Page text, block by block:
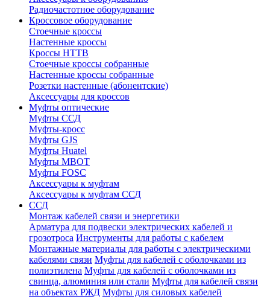
Радиочастотное оборудование
Кроссовое оборудование
Стоечные кроссы
Настенные кроссы
Кроссы HTTB
Стоечные кроссы собранные
Настенные кроссы собранные
Розетки настенные (абонентские)
Аксессуары для кроссов
Муфты оптические
Муфты ССД
Муфты-кросс
Муфты GJS
Муфты Huatel
Муфты МВОТ
Муфты FOSC
Аксессуары к муфтам
Аксессуары к муфтам ССД
ССД
Монтаж кабелей связи и энергетики
Арматура для подвески электрических кабелей и
грозотроса Инструменты для работы с кабелем
Монтажные материалы для работы с электрическими
кабелями связи Муфты для кабелей с оболочками из
полиэтилена Муфты для кабелей с оболочками из
свинца, алюминия или стали Муфты для кабелей связи
на объектах РЖД Муфты для силовых кабелей